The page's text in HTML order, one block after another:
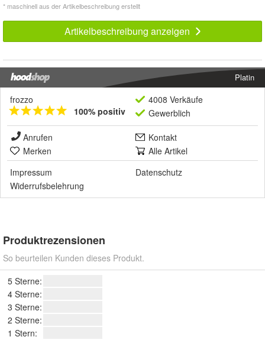
* maschinell aus der Artikelbeschreibung erstellt
Artikelbeschreibung anzeigen
Platin
frozzo
100% positiv
4008 Verkäufe
Gewerblich
Anrufen
Kontakt
Merken
Alle Artikel
Impressum
Datenschutz
Widerrufsbelehrung
Produktrezensionen
So beurteilen Kunden dieses Produkt.
5 Sterne:
4 Sterne:
3 Sterne:
2 Sterne:
1 Stern: